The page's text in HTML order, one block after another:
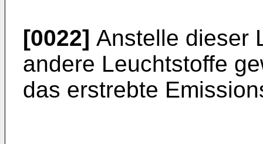
[0022] Anstelle dieser
andere Leuchtstoffe
das erstrebte